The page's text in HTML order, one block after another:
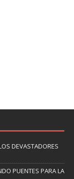
DEVASTADORES
PUENTES PARA LA